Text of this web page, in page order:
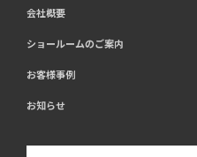
会社概要
ショールームのご案内
お客様事例
お知らせ